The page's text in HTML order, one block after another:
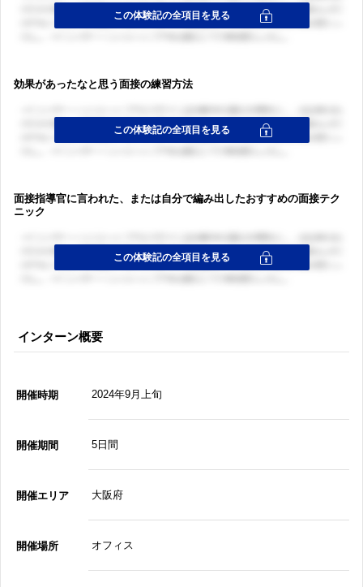
効果があったなと思う面接の練習方法
面接指導官に言われた、または自分で編み出したおすすめの面接テク
ニック
インターン概要
開催時期 2024年9月上旬
開催期間 5日間
開催エリア 大阪府
開催場所 オフィス